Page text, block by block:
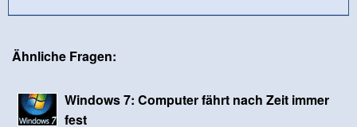
Ähnliche Fragen:
Windows 7: Computer fährt nach Zeit immer
fest